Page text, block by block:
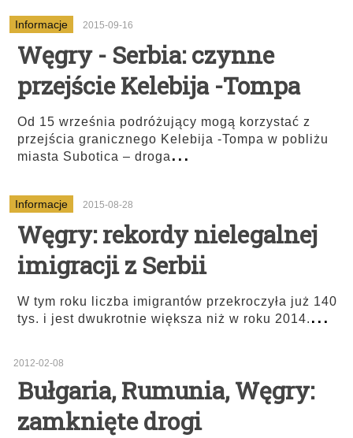
Informacje 2015-09-16
Węgry - Serbia: czynne
przejście Kelebija -Tompa
Od 15 września podróżujący mogą korzystać z
przejścia granicznego Kelebija -Tompa w pobliżu
miasta Subotica – droga...
Informacje 2015-08-28
Węgry: rekordy nielegalnej
imigracji z Serbii
W tym roku liczba imigrantów przekroczyła już 140
tys. i jest dwukrotnie większa niż w roku 2014. ...
2012-02-08
Bułgaria, Rumunia, Węgry:
zamknięte drogi